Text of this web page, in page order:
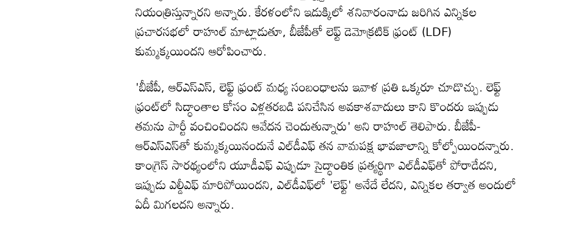
నియంత్రిస్తున్నారని అన్నారు. కేరళంలోని ఇడుక్కిలో శనివారంనాడు జరిగిన ఎన్నికల
ప్రచారసభలో రాహుల్ మాట్లాడుతూ, బీజేపీతో లెఫ్ట్ డెమోక్రటిక్ ఫ్రంట్ (LDF)
కుమ్మక్కయిందని ఆరోపించారు.
'బీజేపీ, ఆర్ఎస్ఎస్, లెఫ్ట్ ఫ్రంట్ మధ్య సంబంధాలను ఇవాళ ప్రతి ఒక్కరూ చూడొచ్చు. లెఫ్ట్
ఫ్రంట్‌లో సిద్ధాంతాల కోసం ఎళ్లతరబడి పనిచేసిన అవకాశవాదులు కాని కొందరు ఇప్పుడు
తమను పార్టీ వంచించిందని ఆవేదన చెందుతున్నారు' అని రాహుల్ తెలిపారు. బీజేపీ-
ఆర్ఎస్ఎస్‌తో కుమ్మక్కయినందునే ఎల్‌డీఎఫ్‌ తన వామపక్ష భావజాలాన్ని కోల్పోయిందన్నారు.
కాంగ్రెస్ సారథ్యంలోని యూడీఎఫ్ ఎప్పుడూ సైద్ధాంతిక ప్రత్యర్థిగా ఎల్‌డీఎఫ్‌తో పోరాడేదని,
ఇప్పుడు ఎల్డీఎఫ్ మారిపోయిందని, ఎల్‌డీఎఫ్‌లో 'లెఫ్ట్' అనేదే లేదని, ఎన్నికల తర్వాత అందులో
ఏదీ మిగలదని అన్నారు.